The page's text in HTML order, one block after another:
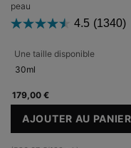
peau
4.5 (1340)
Une taille disponible
30ml
179,00 €
AJOUTER AU PANIER
A.G.E.